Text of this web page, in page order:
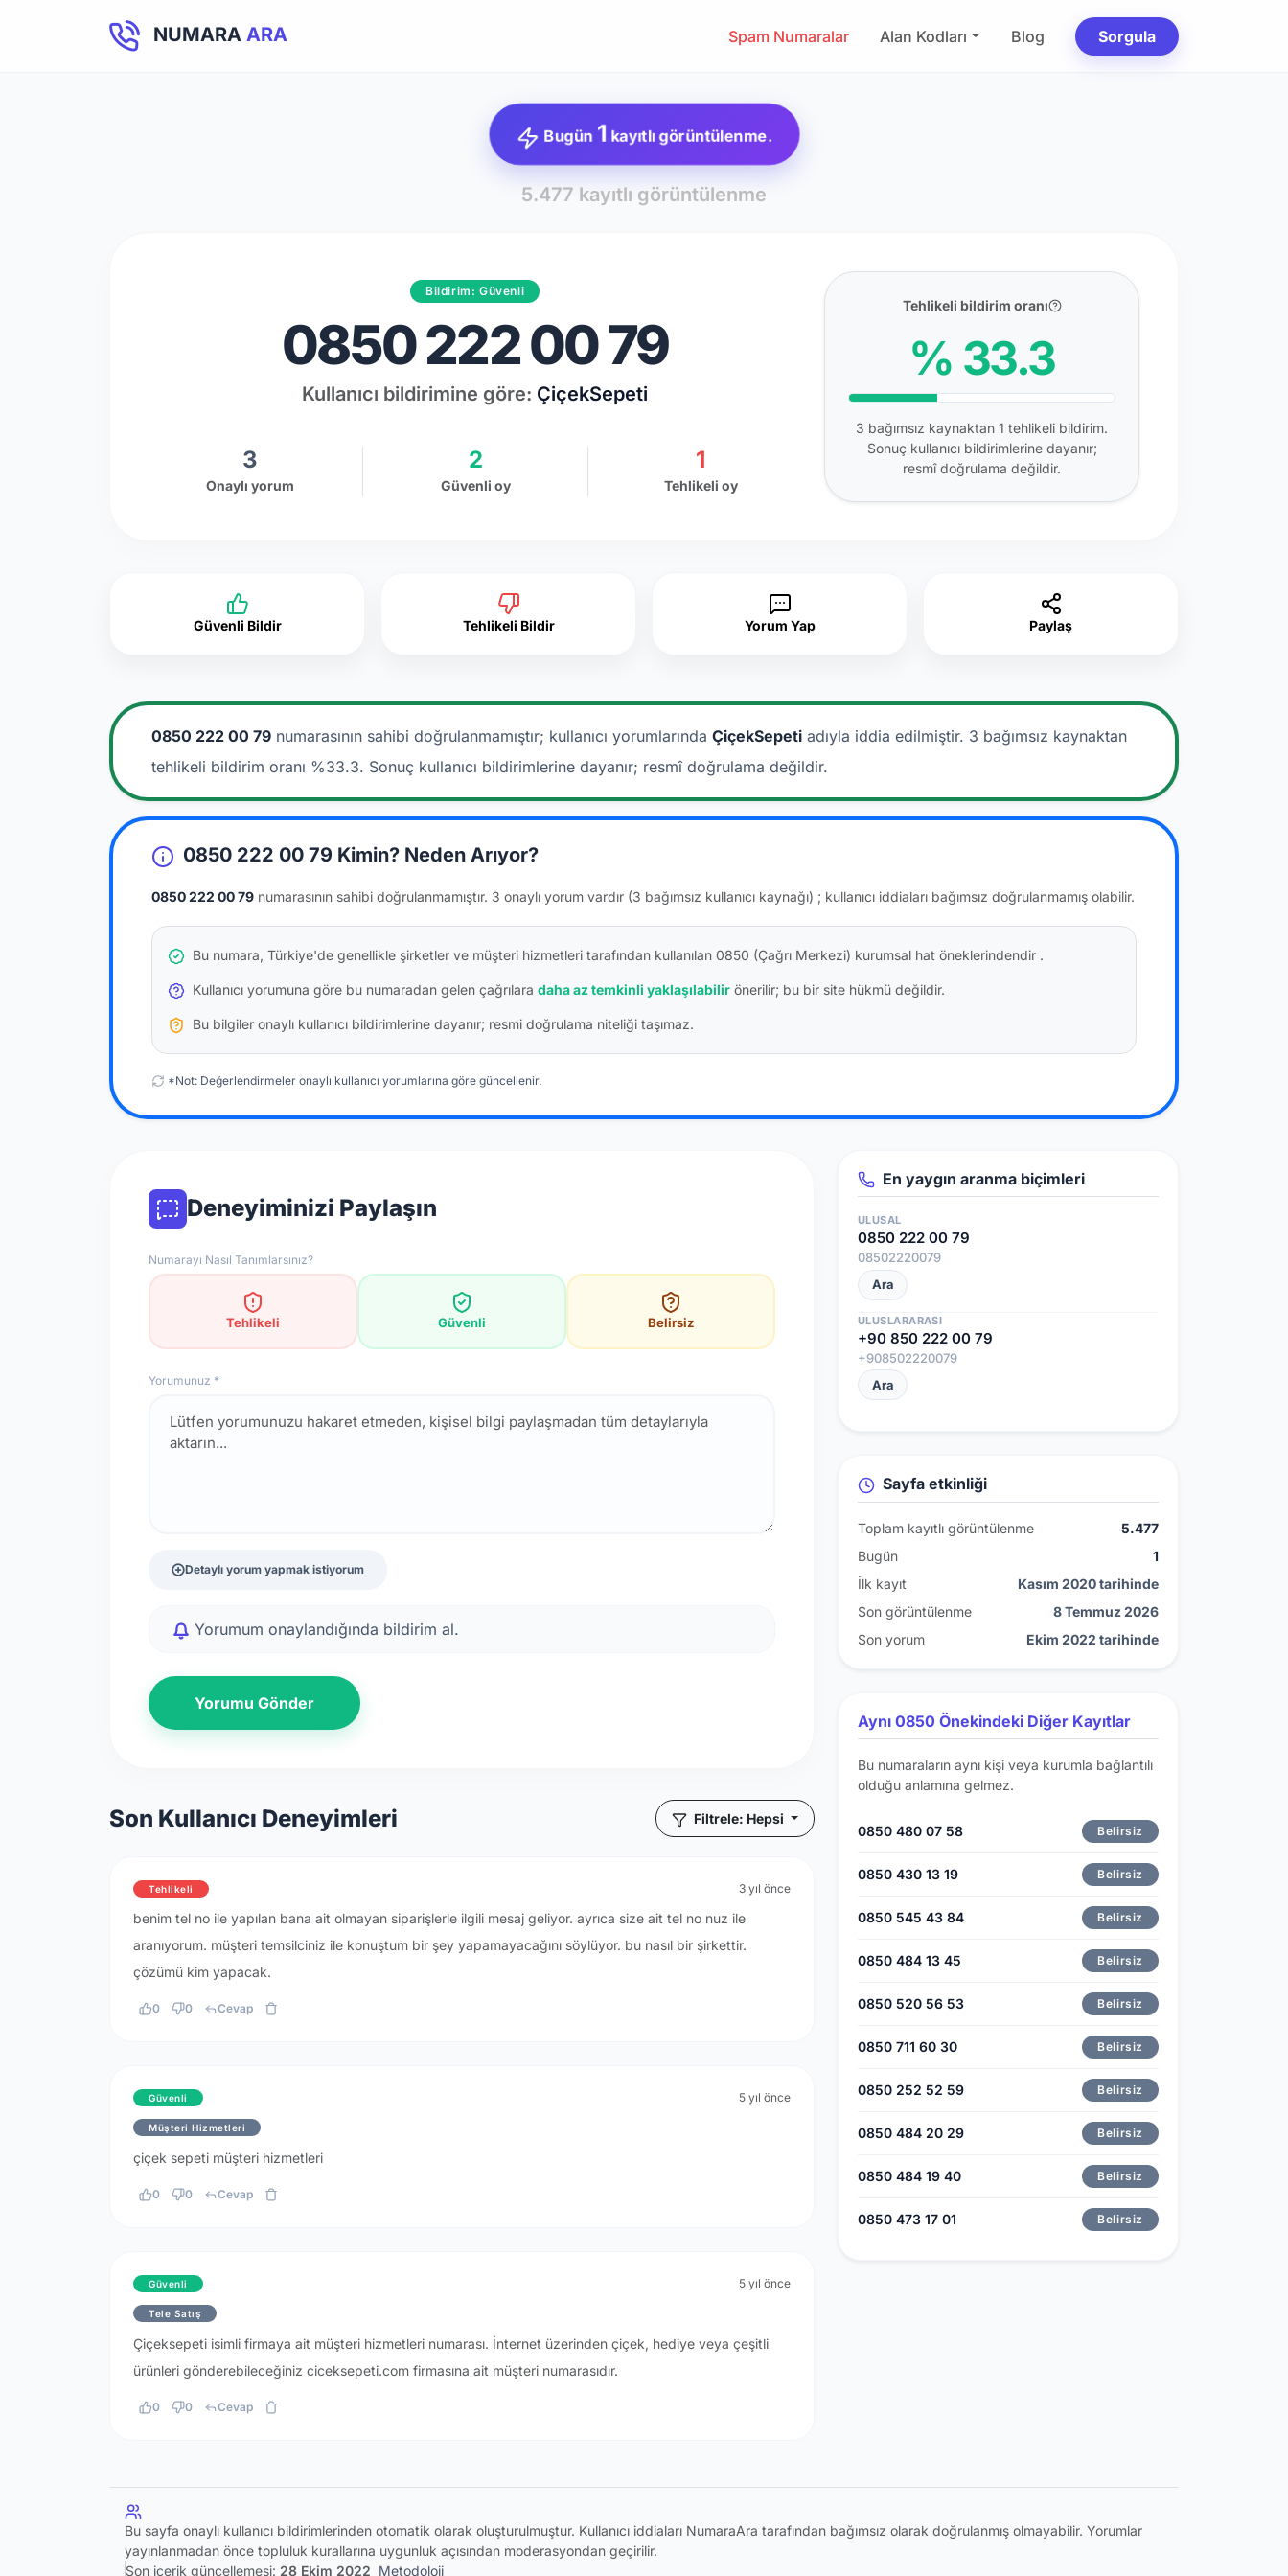
NUMARA ARA Spam Numaralar Alan Kodları Blog Sorgula
Bugün 1 kayıtlı görüntülenme.
5.477 kayıtlı görüntülenme
Bildirim: Güvenli
0850 222 00 79
Kullanıcı bildirimine göre: ÇiçekSepeti
3
Onaylı yorum
2
Güvenli oy
1
Tehlikeli oy
Tehlikeli bildirim oranı
% 33.3
3 bağımsız kaynaktan 1 tehlikeli bildirim.
Sonuç kullanıcı bildirimlerine dayanır;
resmî doğrulama değildir.
Güvenli Bildir Tehlikeli Bildir Yorum Yap Paylaş
0850 222 00 79 numarasının sahibi doğrulanmamıştır; kullanıcı yorumlarında ÇiçekSepeti adıyla iddia edilmiştir. 3 bağımsız kaynaktan
tehlikeli bildirim oranı %33.3. Sonuç kullanıcı bildirimlerine dayanır; resmî doğrulama değildir.
0850 222 00 79 Kimin? Neden Arıyor?
0850 222 00 79 numarasının sahibi doğrulanmamıştır. 3 onaylı yorum vardır (3 bağımsız kullanıcı kaynağı) ; kullanıcı iddiaları bağımsız doğrulanmamış olabilir.
Bu numara, Türkiye'de genellikle şirketler ve müşteri hizmetleri tarafından kullanılan 0850 (Çağrı Merkezi) kurumsal hat öneklerindendir .
Kullanıcı yorumuna göre bu numaradan gelen çağrılara daha az temkinli yaklaşılabilir önerilir; bu bir site hükmü değildir.
Bu bilgiler onaylı kullanıcı bildirimlerine dayanır; resmi doğrulama niteliği taşımaz.
*Not: Değerlendirmeler onaylı kullanıcı yorumlarına göre güncellenir.
Deneyiminizi Paylaşın
Numarayı Nasıl Tanımlarsınız?
Tehlikeli Güvenli Belirsiz
Yorumunuz *
Detaylı yorum yapmak istiyorum
Yorumum onaylandığında bildirim al.
Yorumu Gönder
Son Kullanıcı Deneyimleri Filtrele: Hepsi
Tehlikeli 3 yıl önce
benim tel no ile yapılan bana ait olmayan siparişlerle ilgili mesaj geliyor. ayrıca size ait tel no nuz ile
aranıyorum. müşteri temsilciniz ile konuştum bir şey yapamayacağını söylüyor. bu nasıl bir şirkettir.
çözümü kim yapacak.
0 0 Cevap
Güvenli 5 yıl önce
Müşteri Hizmetleri
çiçek sepeti müşteri hizmetleri
0 0 Cevap
Güvenli 5 yıl önce
Tele Satış
Çiçeksepeti isimli firmaya ait müşteri hizmetleri numarası. İnternet üzerinden çiçek, hediye veya çeşitli
ürünleri gönderebileceğiniz ciceksepeti.com firmasına ait müşteri numarasıdır.
0 0 Cevap
En yaygın aranma biçimleri
ULUSAL
0850 222 00 79
08502220079
Ara
ULUSLARARASI
+90 850 222 00 79
+908502220079
Ara
Sayfa etkinliği
Toplam kayıtlı görüntülenme
5.477
Bugün
1
İlk kayıt
Kasım 2020 tarihinde
Son görüntülenme
8 Temmuz 2026
Son yorum
Ekim 2022 tarihinde
Aynı 0850 Önekindeki Diğer Kayıtlar
Bu numaraların aynı kişi veya kurumla bağlantılı
olduğu anlamına gelmez.
0850 480 07 58 Belirsiz
0850 430 13 19 Belirsiz
0850 545 43 84 Belirsiz
0850 484 13 45 Belirsiz
0850 520 56 53 Belirsiz
0850 711 60 30 Belirsiz
0850 252 52 59 Belirsiz
0850 484 20 29 Belirsiz
0850 484 19 40 Belirsiz
0850 473 17 01 Belirsiz
Bu sayfa onaylı kullanıcı bildirimlerinden otomatik olarak oluşturulmuştur. Kullanıcı iddiaları NumaraAra tarafından bağımsız olarak doğrulanmış olmayabilir. Yorumlar
yayınlanmadan önce topluluk kurallarına uygunluk açısından moderasyondan geçirilir.
Son içerik güncellemesi: 28 Ekim 2022 Metodoloji